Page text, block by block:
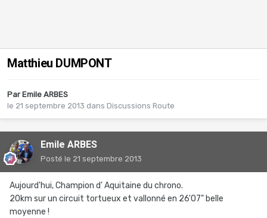
Matthieu DUMPONT
Par Emile ARBES
le 21 septembre 2013 dans Discussions Route
Emile ARBES
Posté le 21 septembre 2013
Aujourd'hui, Champion d' Aquitaine du chrono.
20km sur un circuit tortueux et vallonné en 26'07" belle
moyenne !